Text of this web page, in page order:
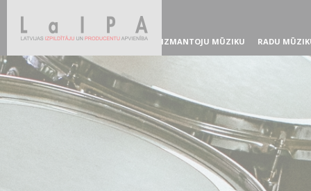
IZMANTOJU MŪZIKU RADU